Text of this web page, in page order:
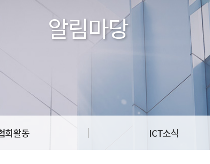
알림마당
회활동 ICT소식